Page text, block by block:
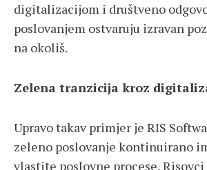
digitalizacijom i društveno
poslovanjem ostvaruju izravan
na okoliš.
Zelena tranzicija kroz
Upravo takav primjer je RIS
zeleno poslovanje kontinuirano
vlastite poslovne procese,